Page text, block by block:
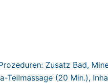
Zusatz Bad,
Teilmassage (20 Min.),